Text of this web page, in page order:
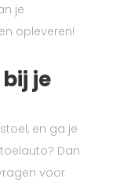
je
opleveren!
je
en ga je
Dan
voor